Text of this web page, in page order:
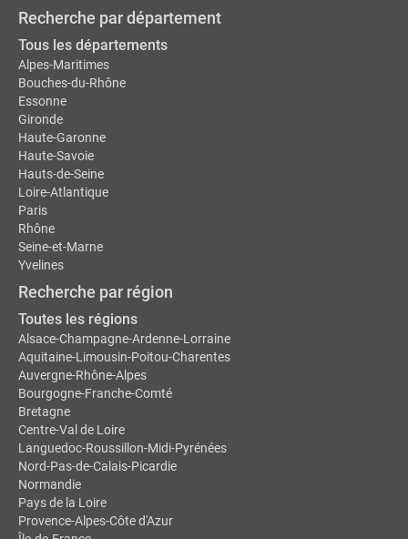
Recherche par département
Tous les départements
Alpes-Maritimes
Bouches-du-Rhône
Essonne
Gironde
Haute-Garonne
Haute-Savoie
Hauts-de-Seine
Loire-Atlantique
Paris
Rhône
Seine-et-Marne
Yvelines
Recherche par région
Toutes les régions
Alsace-Champagne-Ardenne-Lorraine
Aquitaine-Limousin-Poitou-Charentes
Auvergne-Rhône-Alpes
Bourgogne-Franche-Comté
Bretagne
Centre-Val de Loire
Languedoc-Roussillon-Midi-Pyrénées
Nord-Pas-de-Calais-Picardie
Normandie
Pays de la Loire
Provence-Alpes-Côte d'Azur